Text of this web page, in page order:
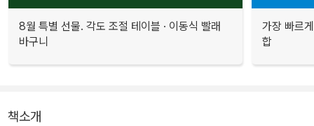
8월 특별 선물. 각도 조절 테이블 · 이동식 빨래
바구니
가장 빠르
합
책소개